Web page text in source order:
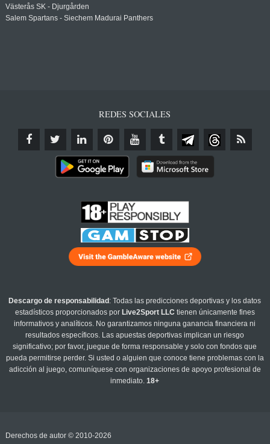
Västerås SK - Djurgården
Salem Spartans - Siechem Madurai Panthers
REDES SOCIALES
Descargo de responsabilidad : Todas las predicciones deportivas y los datos
estadísticos proporcionados por Live2Sport LLC tienen únicamente fines
informativos y analíticos. No garantizamos ninguna ganancia financiera ni
resultados específicos. Las apuestas deportivas implican un riesgo
significativo; por favor, juegue de forma responsable y solo con fondos que
pueda permitirse perder. Si usted o alguien que conoce tiene problemas con la
adicción al juego, comuníquese con organizaciones de apoyo profesional de
inmediato.18+
Derechos de autor © 2010-2026